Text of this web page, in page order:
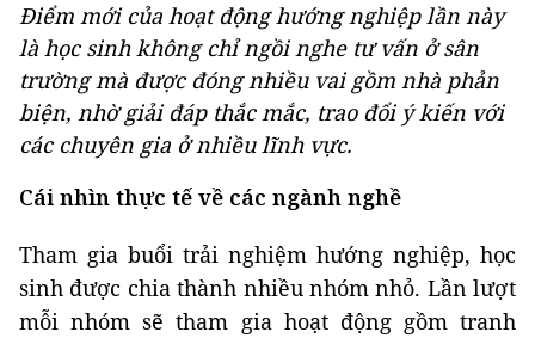
Điểm mới của hoạt động hướng nghiệp lần này
là học sinh không chỉ ngồi nghe tư vấn ở sân
trường mà được đóng nhiều vai gồm nhà phản
biện, nhờ giải đáp thắc mắc, trao đổi ý kiến với
các chuyên gia ở nhiều lĩnh vực.
Cái nhìn thực tế về các ngành nghề
Tham gia buổi trải nghiệm hướng nghiệp, học
sinh được chia thành nhiều nhóm nhỏ. Lần lượt
mỗi nhóm sẽ tham gia hoạt động gồm tranh